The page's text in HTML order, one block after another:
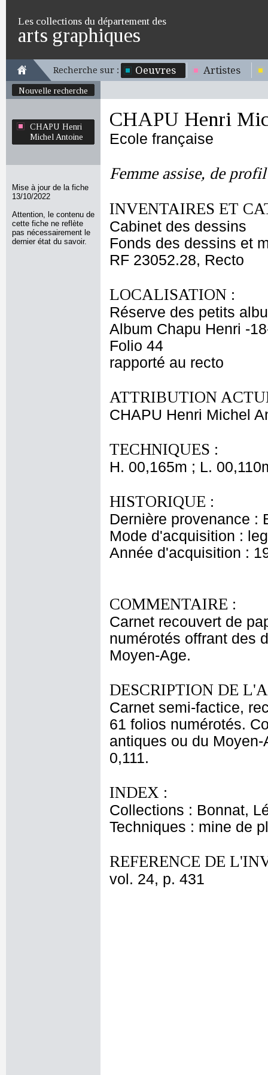
Les collections du département des
arts graphiques
Recherche sur : Oeuvres Artistes
Nouvelle recherche
CHAPU Henri
Michel Antoine
Mise à jour de la fiche
13/10/2022
Attention, le contenu de
cette fiche ne reflète
pas nécessairement le
dernier état du savoir.
CHAPU Henri
Ecole française
Femme assise, de
INVENTAIRES ET
Cabinet des dessins
Fonds des dessins et
RF 23052.28, Recto
LOCALISATION :
Réserve des petits
Album Chapu Henri -
Folio 44
rapporté au recto
ATTRIBUTION
CHAPU Henri Michel
TECHNIQUES :
H. 00,165m ; L.
HISTORIQUE :
Dernière provenance :
Mode d'acquisition :
Année d'acquisition :
COMMENTAIRE :
Carnet recouvert de
numérotés offrant des
Moyen-Age.
DESCRIPTION DE
Carnet semi-factice,
61 folios numérotés.
antiques ou du
0,111.
INDEX :
Collections : Bonnat,
Techniques : mine de
REFERENCE DE
vol. 24, p. 431